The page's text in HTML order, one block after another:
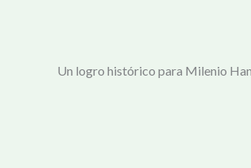
Un logro histórico para Milenio